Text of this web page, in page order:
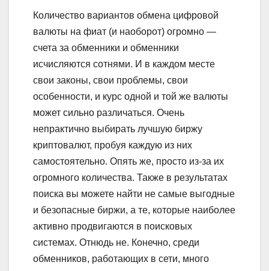
Количество вариантов обмена цифровой
валюты на фиат (и наоборот) огромно —
счета за обменники и обменники
исчисляются сотнями. И в каждом месте
свои законы, свои проблемы, свои
особенности, и курс одной и той же валюты
может сильно различаться. Очень
непрактично выбирать лучшую биржу
криптовалют, пробуя каждую из них
самостоятельно. Опять же, просто из-за их
огромного количества. Также в результатах
поиска вы можете найти не самые выгодные
и безопасные биржи, а те, которые наиболее
активно продвигаются в поисковых
системах. Отнюдь не. Конечно, среди
обменников, работающих в сети, много